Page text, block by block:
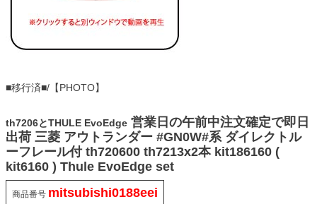
■移行済■/【PHOTO】
th7206とTHULE EvoEdge 営業日の午前中注文確定で即日
出荷 三菱 アウトランダー #GN0W#系 ダイレクトル
ーフレール付 th720600 th7213x2本 kit186160 (
kit6160 ) Thule EvoEdge set
商品番号 mitsubishi0188eei